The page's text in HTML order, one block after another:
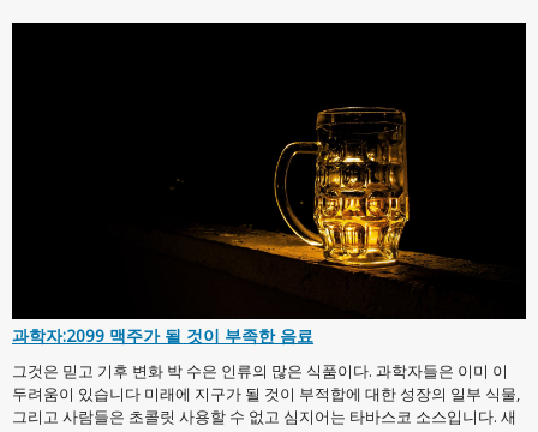
과학자:2099 맥주가 될 것이 부족한 음료
그것은 믿고 기후 변화 박 수은 인류의 많은 식품이다. 과학자들은 이미 이
두려움이 있습니다 미래에 지구가 될 것이 부적합에 대한 성장의 일부 식물,
그리고 사람들은 초콜릿 사용할 수 없고 심지어는 타바스코 소스입니다. 새